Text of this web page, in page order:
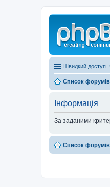
Швидкий доступ
Список форумів
Інформація
За заданими
Список форумів